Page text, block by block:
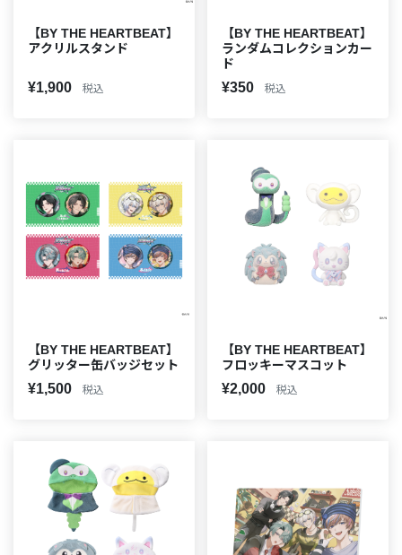
【BY THE HEARTBEAT】
アクリルスタンド
¥1,900 税込
【BY THE HEARTBEAT】
ランダムコレクションカー
ド
¥350 税込
【BY THE HEARTBEAT】
グリッター缶バッジセット
¥1,500 税込
【BY THE HEARTBEAT】
フロッキーマスコット
¥2,000 税込